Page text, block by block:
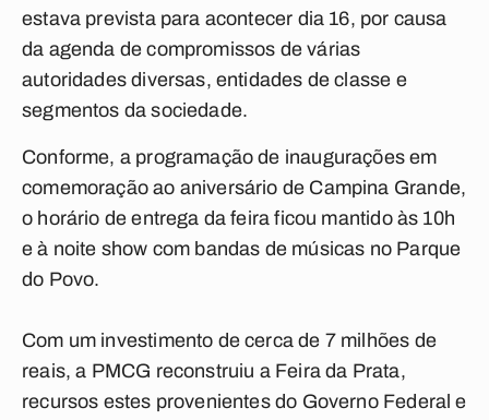
estava prevista para acontecer dia 16, por causa
da agenda de compromissos de várias
autoridades diversas, entidades de classe e
segmentos da sociedade.
Conforme, a programação de inaugurações em
comemoração ao aniversário de Campina Grande,
o horário de entrega da feira ficou mantido às 10h
e à noite show com bandas de músicas no Parque
do Povo.
Com um investimento de cerca de 7 milhões de
reais, a PMCG reconstruiu a Feira da Prata,
recursos estes provenientes do Governo Federal e